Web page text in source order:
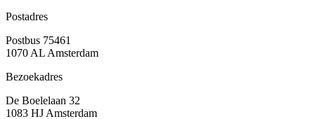
Postadres
Postbus 75461
1070 AL Amsterdam
Bezoekadres
De Boelelaan 32
1083 HJ Amsterdam